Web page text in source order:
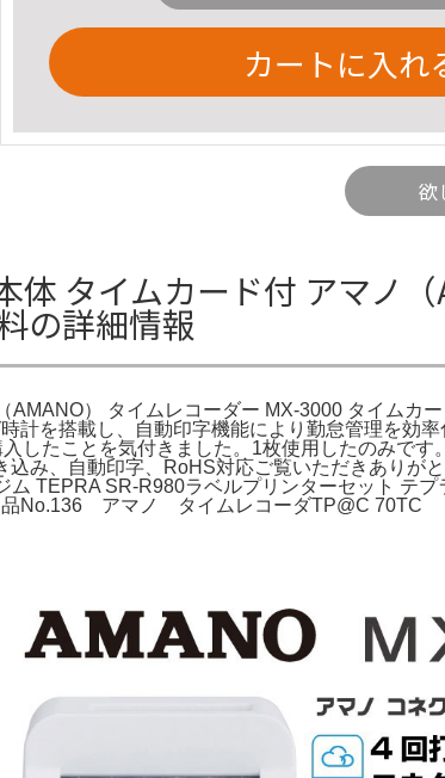
カートに入れ
欲
タイムカード付 アマノ（
の詳細情報
） タイムレコーダー MX-3000 タイムカ
計を搭載し、自動印字機能により勤怠管理を効
したことを気付きました。1枚使用したのみです
み、自動印字、RoHS対応ご覧いただきありが
ム TEPRA SR-R980ラベルプリンターセット テ
品No.136 アマノ タイムレコーダTP@C